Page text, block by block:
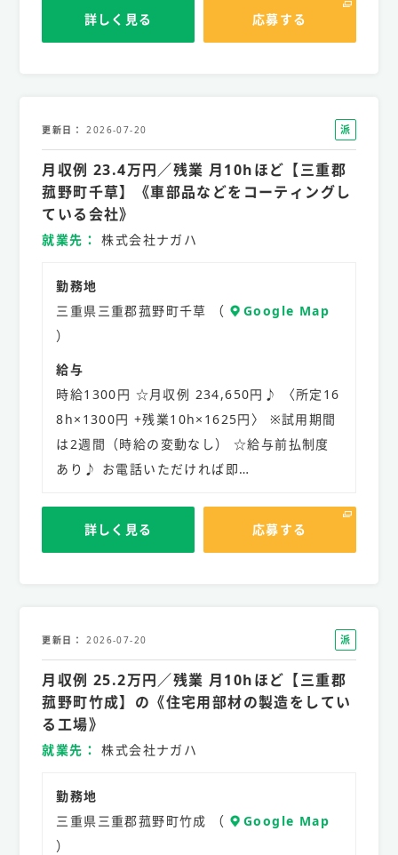
詳しく見る 応募する
更新日 2026-07-20
派
遣
社
員
月収例 23.4万円／残業 月10hほど【三重郡
菰野町千草】《車部品などをコーティングし
ている会社》
就業先 株式会社ナガハ
勤務地
三重県三重郡菰野町千草 （
Google Map
）
給与
時給1300円 ☆月収例 234,650円♪ 〈所定16
8h×1300円 +残業10h×1625円〉 ※試用期間
は2週間（時給の変動なし） ☆給与前払制度
あり♪ お電話いただければ即…
詳しく見る 応募する
更新日 2026-07-20
派
遣
社
員
月収例 25.2万円／残業 月10hほど【三重郡
菰野町竹成】の《住宅用部材の製造をしてい
る工場》
就業先 株式会社ナガハ
勤務地
三重県三重郡菰野町竹成 （
Google Map
）